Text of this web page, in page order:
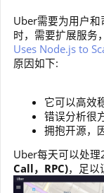
Uber需要为用户
时，需要扩展服务
Uses Node.js to
原因如下:
它可以高效
错误分析很
拥抱开源，
Uber每天可以处理
Call，RPC)，足以